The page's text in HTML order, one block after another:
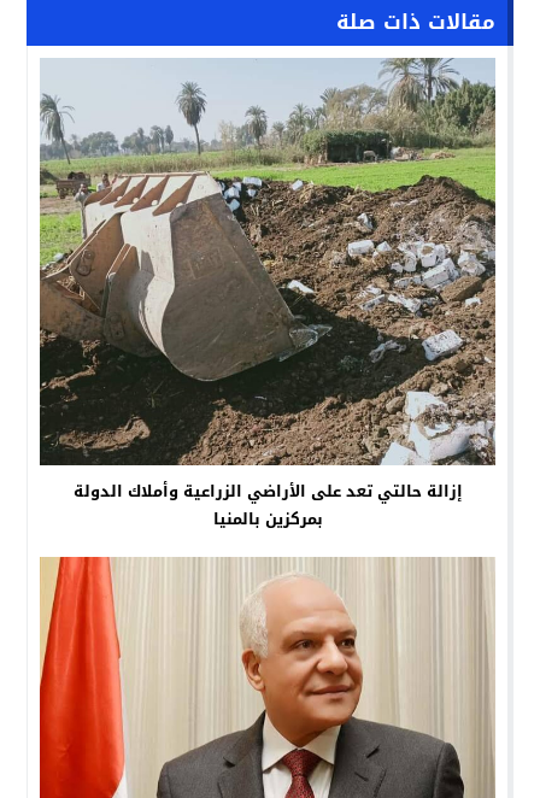
مقالات ذات صلة
إزالة حالتي تعد على الأراضي الزراعية وأملاك الدولة
بمركزين بالمنيا